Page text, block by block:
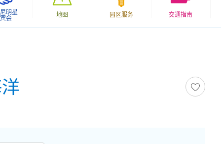
明星
会
地图 园区服务 交通指南